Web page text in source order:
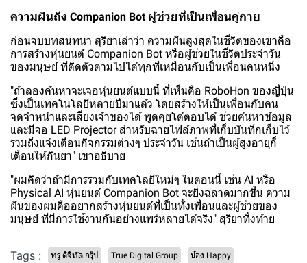
ความฝันถึง Companion Bot ผู้ช่วยที่เป็นเพื่อนคู่กาย
ก่อนจบบทสนทนา สุริยาเล่าว่า ความฝันสูงสุดในชีวิตของเขาคือ
การสร้างหุ่นยนต์ Companion Bot หรือผู้ช่วยในชีวิตประจำวัน
ของมนุษย์ ที่ติดตัวตามไปได้ทุกที่เหมือนกับเป็นเพื่อนคนหนึ่ง
"ถ้าลองค้นหาจะเจอหุ่นยนต์แบบนี้ ที่เห็นคือ RoboHon ของญี่ปุ่น
ซึ่งเป็นเทคโนโลยีหลายปีมาแล้ว โดยสร้างให้เป็นเพื่อนกับคน
จดจำหน้าและเสียงเจ้าของได้ พูดคุยโต้ตอบได้ ช่วยค้นหาข้อมูล
และมีจอ LED Projector สำหรับฉายไฟล์ภาพที่เก็บบันทึกเก็บไว้
รวมถึงแจ้งเตือนกิจกรรมต่างๆ ประจำวัน เช่นถ้าเป็นผู้สูงอายุก็
เตือนให้กินยา" เขาอธิบาย
"ผมคิดว่าถ้ามีการรวมกับเทคโลยีใหม่ๆ ในตอนนี้ เช่น AI หรือ
Physical AI หุ่นยนต์ Companion Bot จะยิ่งฉลาดมากขึ้น ความ
ฝันของผมคืออยากสร้างหุ่นยนต์ที่เป็นทั้งเพื่อนและผู้ช่วยของ
มนุษย์ ที่มีการใช้งานกันอย่างแพร่หลายได้จริง" สุริยาทิ้งท้าย
Tags : ทรู ดิจิทัล กรุ๊ป True Digital Group น้อง Happy